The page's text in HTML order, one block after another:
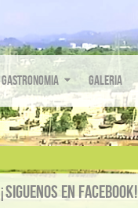
Gastronomia Galeria
¡Siguenos en Facebook!